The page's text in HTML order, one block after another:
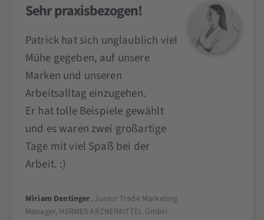
Sehr praxisbezogen!
Patrick hat sich unglaublich viel
Mühe gegeben, auf unsere
Marken und unseren
Arbeitsalltag einzugehen.
Er hat tolle Beispiele gewählt
und es waren zwei großartige
Tage mit viel Spaß bei der
Arbeit. :)
Miriam Dentinger, Junior Trade Marketing
Manager, HERMES ARZNEIMITTEL GmbH